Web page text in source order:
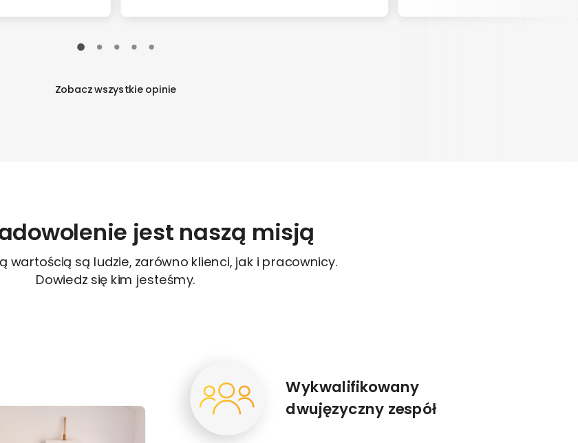
Zobacz wszystkie opinie
jest naszą misją
wartością są ludzie, zarówno klienci, jak i pracownicy.
Dowiedz się kim jesteśmy.
Wykwalifikowany
dwujęzyczny zespół